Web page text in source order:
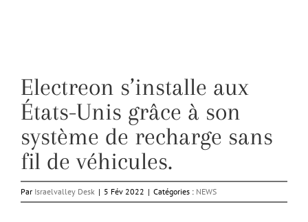
Electreon s’installe aux
États-Unis grâce à son
système de recharge sans
fil de véhicules.
Par Israelvalley Desk | 5 Fév 2022 | Catégories : NEWS